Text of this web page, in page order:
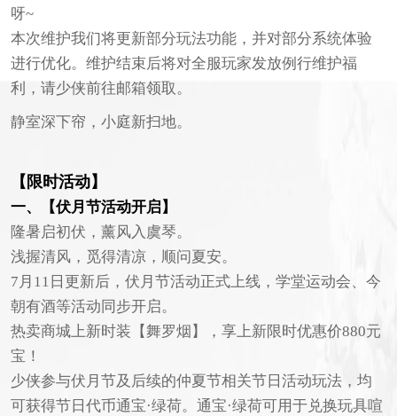
呀~
本次维护我们将更新部分玩法功能，并对部分系统体验
进行优化。维护结束后将对全服玩家发放例行维护福
利，请少侠前往邮箱领取。
静室深下帘，小庭新扫地。
【限时活动】
一、【伏月节活动开启】
隆暑启初伏，薰风入虞琴。
浅握清风，觅得清凉，顺问夏安。
7月11日更新后，伏月节活动正式上线，学堂运动会、今
朝有酒等活动同步开启。
热卖商城上新时装【舞罗烟】，享上新限时优惠价880元
宝！
少侠参与伏月节及后续的仲夏节相关节日活动玩法，均
可获得节日代币通宝·绿荷。通宝·绿荷可用于兑换玩具喧